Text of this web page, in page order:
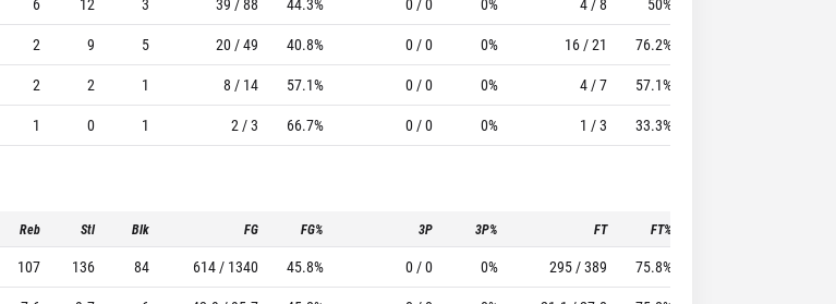
2 9 5 20 / 49 40.8% 0 / 0 0% 16 / 21 76.2%
2 2 1 8 / 14 57.1% 0 / 0 0% 4 / 7 57.1%
1 0 1 2 / 3 66.7% 0 / 0 0% 1 / 3 33.3%
Reb Stl Blk FG FG% 3P 3P% FT FT%
107 136 84 614 / 1340 45.8% 0 / 0 0% 295 / 389 75.8%